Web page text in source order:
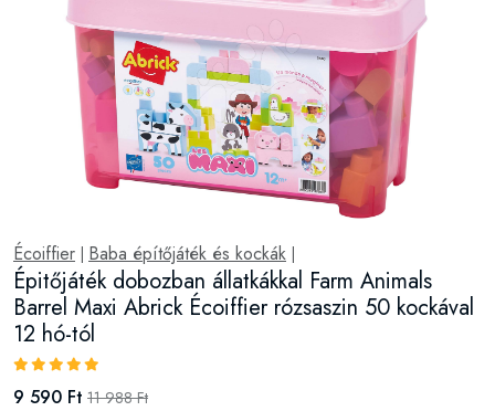
Écoiffier Baba építőjáték és kockák
Épitőjáték dobozban állatkákkal Farm Animals
Barrel Maxi Abrick Écoiffier rózsaszin 50 kockával
12 hó-tól
9 590 Ft 11 988 Ft